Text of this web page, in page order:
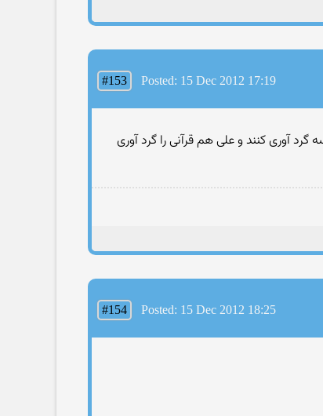
#153 Posted: 15 Dec 2012 17:19
آوری کنند و علی هم قرآنی را گرد آوری
#154 Posted: 15 Dec 2012 18:25